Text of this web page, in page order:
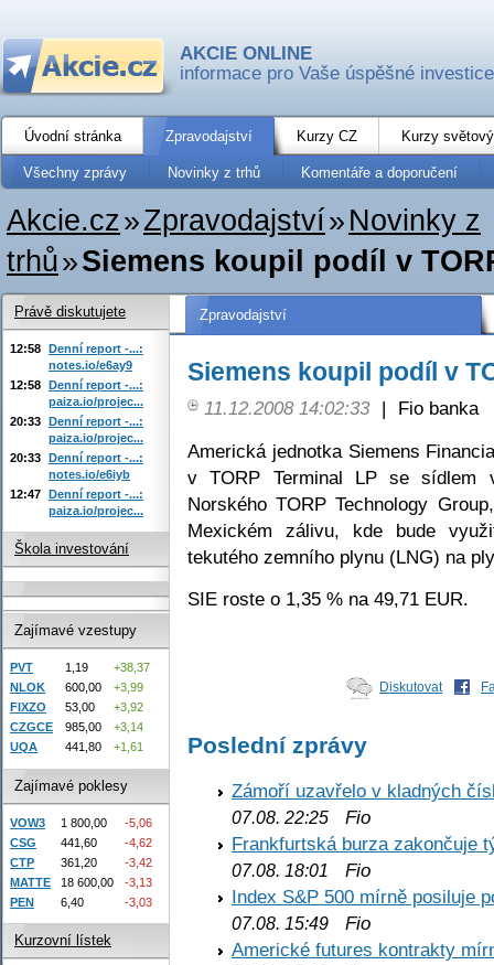
AKCIE ONLINE
informace pro Vaše úspěšné investice
Úvodní stránka Zpravodajství Kurzy CZ Kurzy
Všechny zprávy Novinky z trhů Komentáře a doporučení
Akcie.cz»Zpravodajství» Novinky z
trhů»Siemens koupil podíl v
Zpravodajství
Siemens koupil podíl v
11.12.2008 14:02:33 |
Fio banka
Americká jednotka Siemens
v TORP Terminal LP se sídlem
Norského TORP Technology
Mexickém zálivu, kde bude
tekutého zemního plynu (LNG) na
SIE roste o 1,35 % na 49,71 EUR.
Diskutovat
Poslední zprávy
Zámoří uzavřelo v kladných
07.08. 22:25 Fio
Frankfurtská burza zakončuje
07.08. 18:01
Fio
Index S&P 500 mírně posiluje
07.08. 15:49 Fio
Americké futures kontrakty
Právě diskutujete
12:58 Denní report -...:
notes.io/e6ay9
12:58 Denní report -...:
paiza.io/projec...
20:33 Denní report -...:
paiza.io/projec...
20:33 Denní report -...:
notes.io/e6iyb
12:47 Denní report -...:
paiza.io/projec...
Škola investování
Zajímavé vzestupy
PVT 1,19
+38,37
NLOK
600,00
+3,99
FIXZO
53,00
+3,92
CZGCE
985,00
+3,14
UQA
441,80 +1,61
Zajímavé poklesy
VOW3 1 800,00
-5,06
CSG
441,60
-4,62
CTP
361,20
-3,42
MATTE
18 600,00
-3,13
PEN
6,40 -3,03
Kurzovní lístek